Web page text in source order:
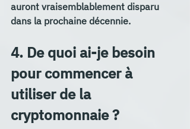
auront vraisemblablement disparu
dans la prochaine décennie.
4. De quoi ai-je besoin
pour commencer à
utiliser de la
cryptomonnaie ?